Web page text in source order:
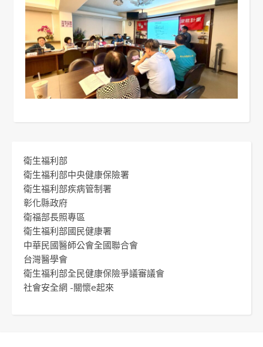
衛生福利部
衛生福利部中央健康保險署
衛生福利部疾病管制署
彰化縣政府
衛福部長照專區
衛生福利部國民健康署
中華民國醫師公會全國聯合會
台灣醫學會
衛生福利部全民健康保險爭議審議會
社會安全網 -關懷e起來